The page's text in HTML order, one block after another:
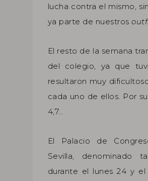
lucha contra el mismo,
ya parte de nuestros
El resto de la semana
del colegio, ya que
resultaron muy
cada uno de ellos. Por
4,7…
El Palacio de
Sevilla, denominado
durante el lunes 24 y